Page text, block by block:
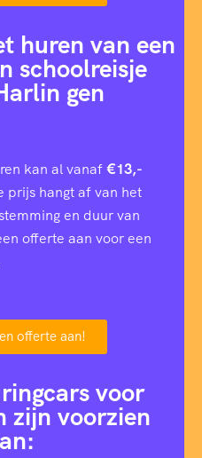
huren van een
schoolreisje
gen
kan al vanaf€13,-
prijs hangt af van het
en duur van
offerte aan voor een
offerte aan!
voor
zijn voorzien